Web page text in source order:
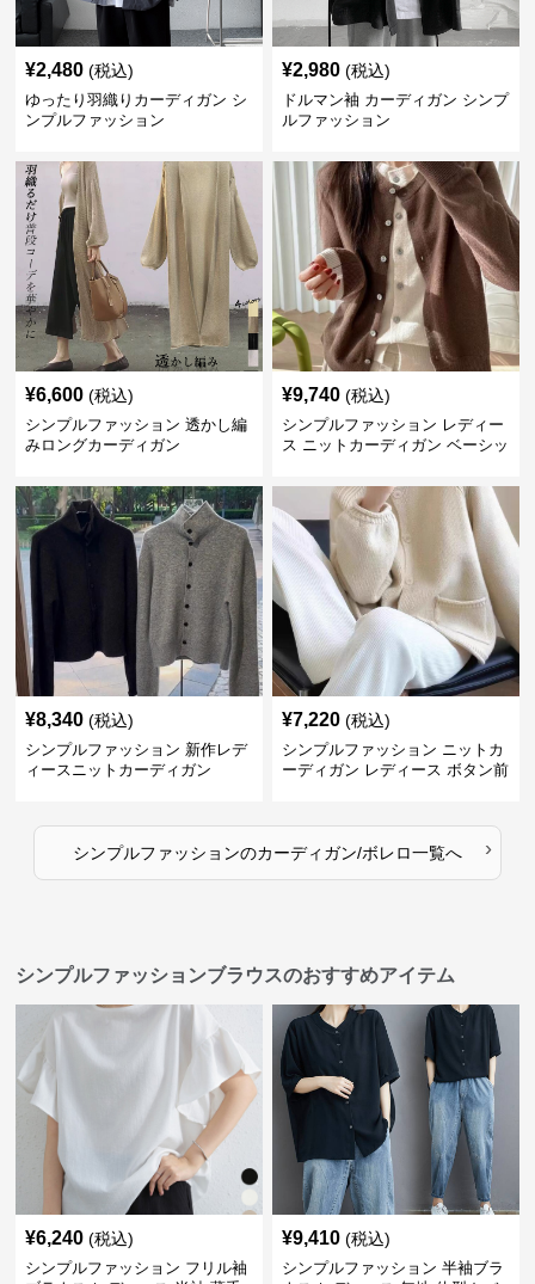
¥2,480 (税込)
ゆったり羽織りカーディガン シ
ンプルファッション
¥2,980 (税込)
ドルマン袖 カーディガン シンプ
ルファッション
¥6,600 (税込)
シンプルファッション 透かし編
みロングカーディガン
¥9,740 (税込)
シンプルファッション レディー
ス ニットカーディガン ベーシッ
¥8,340 (税込)
シンプルファッション 新作レデ
ィースニットカーディガン
¥7,220 (税込)
シンプルファッション ニットカ
ーディガン レディース ボタン前
シンプルファッションのカーディガン/ボレロ一覧へ ›
シンプルファッションブラウスのおすすめアイテム
¥6,240 (税込)
シンプルファッション フリル袖
¥9,410 (税込)
シンプルファッション 半袖ブラ